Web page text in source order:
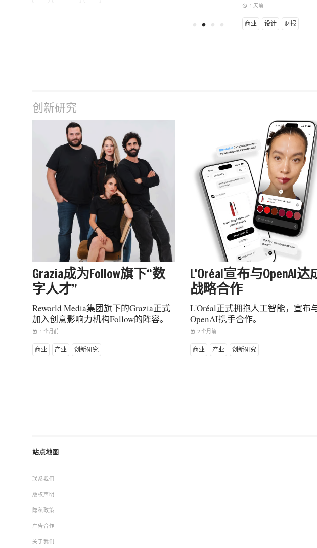
fiber_manual_record fiber_manual_record fiber_manual_record fiber_manual_record
access_time 1 天前
商业 设计 财报
创新研究
Grazia成为Follow旗下“数
字人才”
Reworld Media集团旗下的Grazia正式
加入创意影响力机构Follow的阵容。
today 1 个月前
商业 产业 创新研究
L'Oréal宣布与OpenAI达
战略合作
L'Oréal正式拥抱人工智能，宣布
OpenAI携手合作。
today 2 个月前
商业 产业 创新研究
站点地图
联系我们
版权声明
隐私政策
广告合作
关于我们